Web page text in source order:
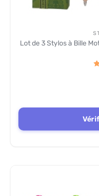
Lot de 3 Stylos à Bille